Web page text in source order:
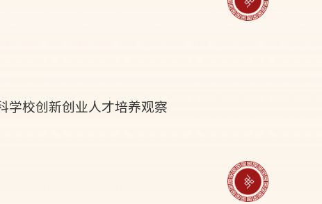
校创新创业人才培养观察